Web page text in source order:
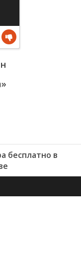
бесплатно в